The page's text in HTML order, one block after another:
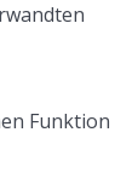
Funktion